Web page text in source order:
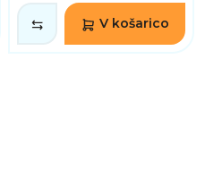
V košarico